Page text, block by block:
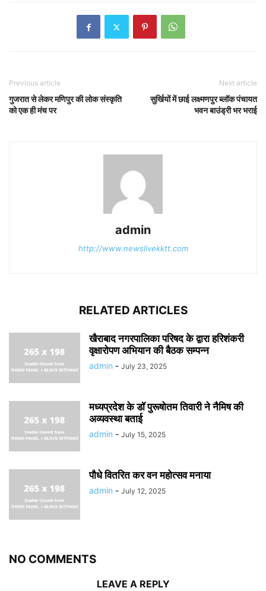
Previous article
गुजरात से लेकर मणिपुर की लोक संस्कृति
को एक ही मंच पर
Next article
सुर्खियों में छाई लक्ष्मणपुर ब्लॉक पंचायत
भवन बाउंड्री भर भराई
admin
http://www.newslivekktt.com
RELATED ARTICLES
खैराबाद नगरपालिका परिषद के द्वारा हरिशंकरी
वृक्षारोपण अभियान की बैठक सम्पन्न
admin - July 23, 2025
मध्यप्रदेश के डॉ पुरूषोतम तिवारी ने नैमिष की
अव्यवस्था बताई
admin - July 15, 2025
पौधे वितरित कर वन महोत्सव मनाया
admin - July 12, 2025
NO COMMENTS
LEAVE A REPLY